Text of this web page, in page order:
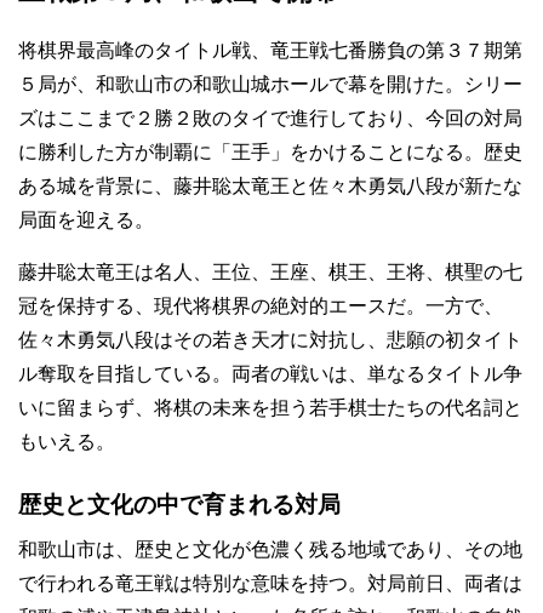
将棋界最高峰のタイトル戦、竜王戦七番勝負の第３７期第
５局が、和歌山市の和歌山城ホールで幕を開けた。シリー
ズはここまで２勝２敗のタイで進行しており、今回の対局
に勝利した方が制覇に「王手」をかけることになる。歴史
ある城を背景に、藤井聡太竜王と佐々木勇気八段が新たな
局面を迎える。
藤井聡太竜王は名人、王位、王座、棋王、王将、棋聖の七
冠を保持する、現代将棋界の絶対的エースだ。一方で、
佐々木勇気八段はその若き天才に対抗し、悲願の初タイト
ル奪取を目指している。両者の戦いは、単なるタイトル争
いに留まらず、将棋の未来を担う若手棋士たちの代名詞と
もいえる。
歴史と文化の中で育まれる対局
和歌山市は、歴史と文化が色濃く残る地域であり、その地
で行われる竜王戦は特別な意味を持つ。対局前日、両者は